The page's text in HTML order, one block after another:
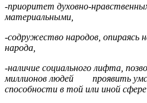
-приоритет духовно-
материальными,
-содружество народов, опираясь
народа,
-наличие социального лифта,
миллионов людей проявить
способности в той или иной